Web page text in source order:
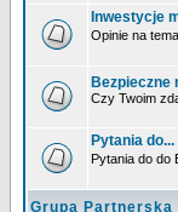
Inwestycje
Opinie na
Bezpieczne
Czy Twoim
Pytania do...
Pytania do do
Grupa Partnerska